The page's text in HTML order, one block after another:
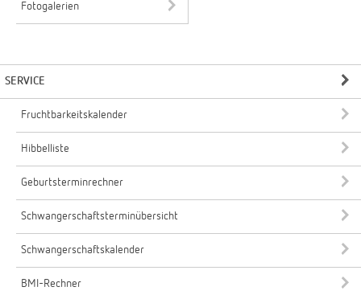
Fotogalerien
SERVICE
Fruchtbarkeitskalender
Hibbelliste
Geburtsterminrechner
Schwangerschaftsterminübersicht
Schwangerschaftskalender
BMI-Rechner